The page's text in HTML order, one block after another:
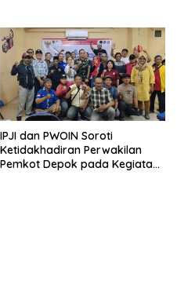
IPJI dan PWOIN Soroti
Ketidakhadiran Perwakilan
Pemkot Depok pada Kegiatan